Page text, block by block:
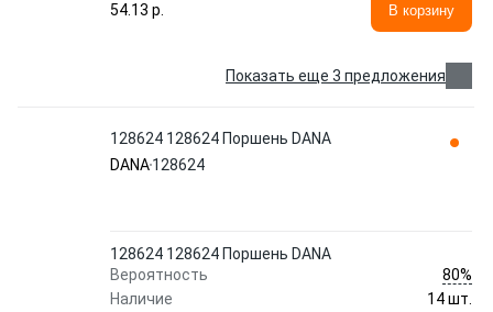
54.13 p.
В корзину
Показать еще 3 предложения
128624 128624 Поршень DANA
DANA128624
128624 128624 Поршень DANA
Вероятность
80%
Наличие
14 шт.